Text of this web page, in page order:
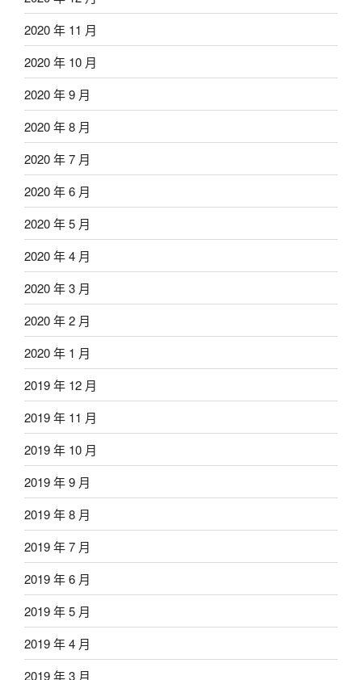
2020 年 11 月
2020 年 10 月
2020 年 9 月
2020 年 8 月
2020 年 7 月
2020 年 6 月
2020 年 5 月
2020 年 4 月
2020 年 3 月
2020 年 2 月
2020 年 1 月
2019 年 12 月
2019 年 11 月
2019 年 10 月
2019 年 9 月
2019 年 8 月
2019 年 7 月
2019 年 6 月
2019 年 5 月
2019 年 4 月
2019 年 3 月